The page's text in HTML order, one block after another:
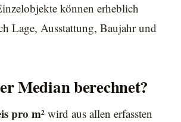
können erheblich
Lage, Ausstattung, Baujahr und
Median berechnet?
pro m² wird aus allen erfassten